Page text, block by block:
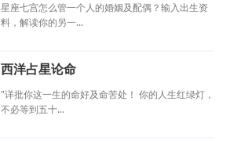
星座七宫怎么管一个人的婚姻及配偶？输入出生资
料，解读你的另一...
西洋占星论命
"详批你这一生的命好及命苦处！ 你的人生红绿灯，
不必等到五十...